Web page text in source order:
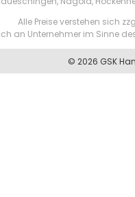
Alle Preise verstehen sich
an Unternehmer im Sinne
© 2026 GSK